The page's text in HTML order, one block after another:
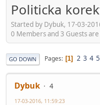
Politicka
Started by Dybuk, 17-03-
0 Members and 3 Guests
GO DOWN Pages 1 2 3 4 5
Dybuk 4
17-03-2016, 11:59:23